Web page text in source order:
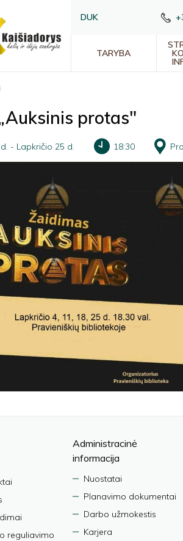
DUK
TARYBA
protas"
- Lapkričio 25 d. 18:30
reguliavimo
Administracinė
informacija
Nuostatai
Planavimo dokumentai
Darbo užmokestis
Karjera